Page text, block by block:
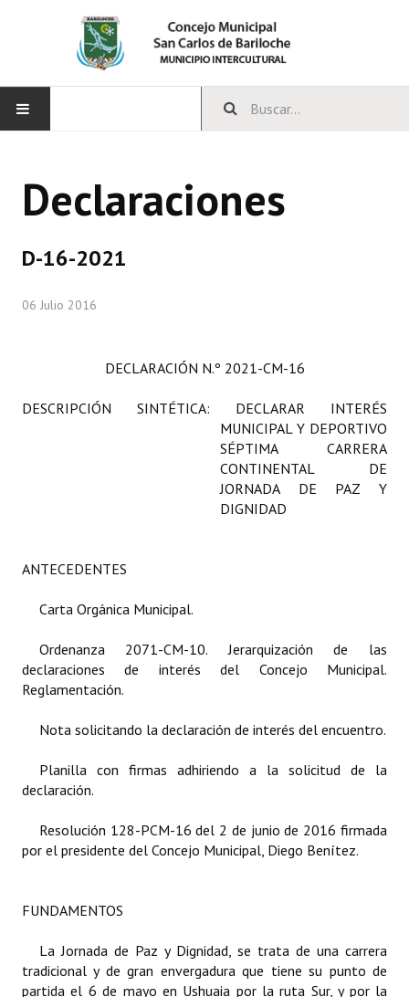
CONCEJO
Reglamento Interno
Digesto
Organigrama
DOCUMENTOS
Informes de Gestión
Dictámenes Asesoría Letrada
Ejecución Presupuestaria
Declaraciones
D-16-2021
06 Julio 2016
DECLARACIÓN N.º 2021-CM-16
DESCRIPCIÓN SINTÉTICA: DECLARAR INTERÉS
MUNICIPAL Y DEPORTIVO
SÉPTIMA CARRERA
CONTINENTAL DE
JORNADA DE PAZ Y
DIGNIDAD
ANTECEDENTES
Carta Orgánica Municipal.
Ordenanza 2071-CM-10. Jerarquización de las
declaraciones de interés del Concejo Municipal.
Reglamentación.
Nota solicitando la declaración de interés del encuentro.
Planilla con firmas adhiriendo a la solicitud de la
declaración.
Resolución 128-PCM-16 del 2 de junio de 2016 firmada
por el presidente del Concejo Municipal, Diego Benítez.
FUNDAMENTOS
La Jornada de Paz y Dignidad, se trata de una carrera
tradicional y de gran envergadura que tiene su punto de
partida el 6 de mayo en Ushuaia por la ruta Sur, y por la